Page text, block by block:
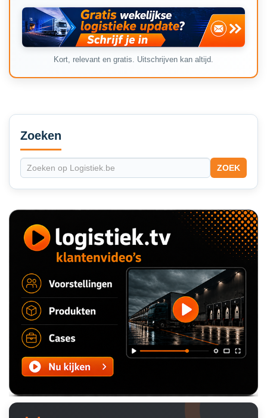
Kort, relevant en gratis. Uitschrijven kan altijd.
Secondary
Sidebar
Zoeken
ZOEK